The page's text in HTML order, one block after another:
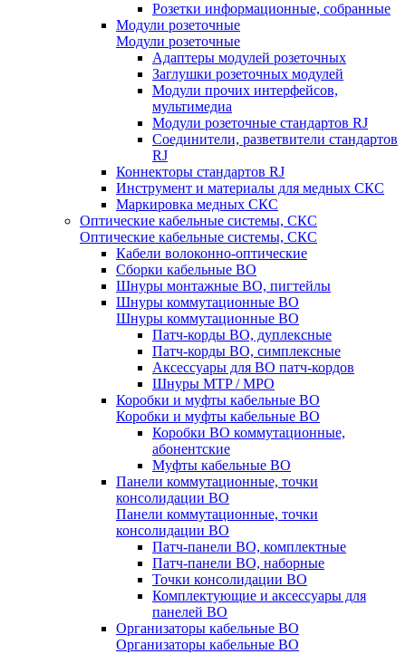
Розетки информационные, собранные
Модули розеточные
Модули розеточные
Адаптеры модулей розеточных
Заглушки розеточных модулей
Модули прочих интерфейсов,
мультимедиа
Модули розеточные стандартов RJ
Соединители, разветвители стандартов
RJ
Коннекторы стандартов RJ
Инструмент и материалы для медных СКС
Маркировка медных СКС
Оптические кабельные системы, СКС
Оптические кабельные системы, СКС
Кабели волоконно-оптические
Сборки кабельные ВО
Шнуры монтажные ВО, пигтейлы
Шнуры коммутационные ВО
Шнуры коммутационные ВО
Патч-корды ВО, дуплексные
Патч-корды ВО, симплексные
Аксессуары для ВО патч-кордов
Шнуры MTP / MPO
Коробки и муфты кабельные ВО
Коробки и муфты кабельные ВО
Коробки ВО коммутационные,
абонентские
Муфты кабельные ВО
Панели коммутационные, точки
консолидации ВО
Панели коммутационные, точки
консолидации ВО
Патч-панели ВО, комплектные
Патч-панели ВО, наборные
Точки консолидации ВО
Комплектующие и аксессуары для
панелей ВО
Организаторы кабельные ВО
Организаторы кабельные ВО